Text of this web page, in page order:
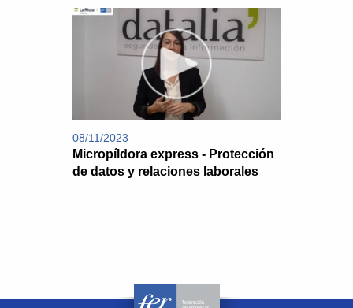
08/11/2023
Micropíldora express - Protección
de datos y relaciones laborales